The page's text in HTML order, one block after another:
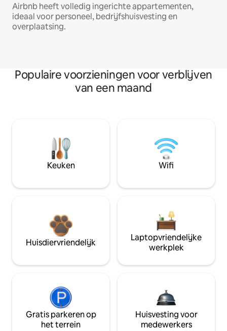
Airbnb heeft volledig ingerichte appartementen,
ideaal voor personeel, bedrijfshuisvesting en
overplaatsing.
Populaire voorzieningen voor verblijven
van een maand
Keuken Wifi
Huisdiervriendelijk
Laptopvriendelijke
werkplek
Gratis parkeren op
het terrein
Huisvesting voor
medewerkers